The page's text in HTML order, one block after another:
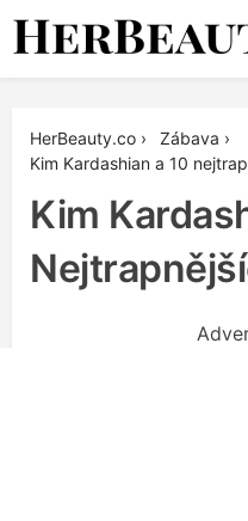
Skip
HerBeauty.co › Zábava ›
Kim Kardashian a 10
Kim